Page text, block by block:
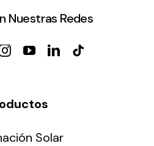
Nuestras Redes
Solar